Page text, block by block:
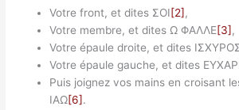
Votre front, et dites ΣΟΙ[2],
Votre membre, et dites Ω ΦΑΛΛΕ[3],
Votre épaule droite, et dites
Votre épaule gauche, et dites
Puis joignez vos mains en croisant
ΙΑΩ[6].